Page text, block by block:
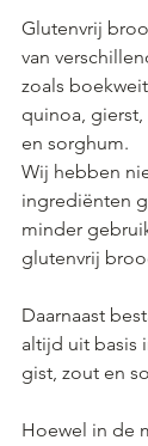
Glutenvrij
van
zoals
quinoa,
en sorghum.
Wij hebben
ingrediënten
minder
glutenvrij
Daarnaast
altijd uit basis
gist, zout en
Hoewel in de